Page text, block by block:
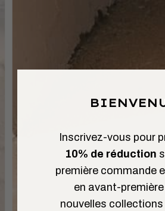
Inscrivez-vous pour
10% de réduction
première commande
en avant-
nouvelles